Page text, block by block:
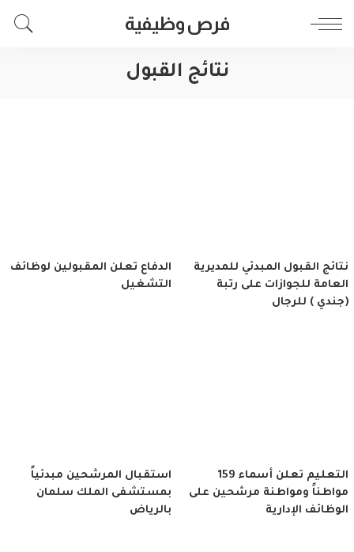
فرص وظيفية
نتائج القبول
نتائج القبول المبدئي للمديرية
العامة للجوازات على رتبة
(جندي ) للرجال
الدفاع تعلن المقبولين لوظائف
التشغيل
التعليم تعلن أسماء 159
مواطناً ومواطنة مرشحين على
الوظائف الإدارية
استقبال المرشحين مبدئياً
بمستشفى الملك سلمان
بالرياض